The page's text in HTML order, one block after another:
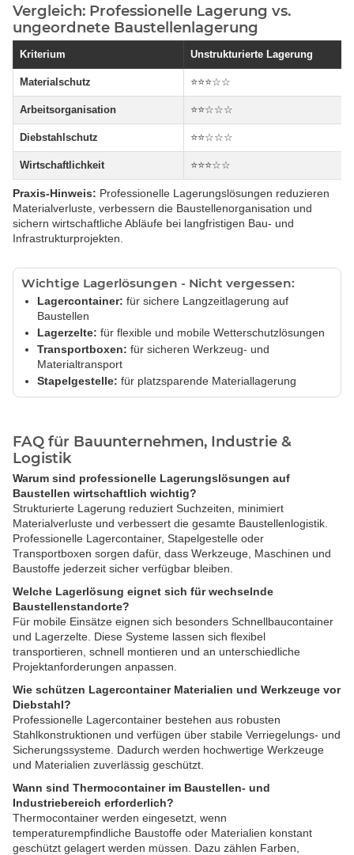
Vergleich: Professionelle Lagerung vs.
ungeordnete Baustellenlagerung
Kriterium Unstrukturierte Lagerung
Materialschutz ⭐⭐⭐☆☆
Arbeitsorganisation ⭐⭐☆☆☆
Diebstahlschutz ⭐⭐☆☆☆
Wirtschaftlichkeit ⭐⭐⭐☆☆
Praxis-Hinweis: Professionelle Lagerungslösungen reduzieren
Materialverluste, verbessern die Baustellenorganisation und
sichern wirtschaftliche Abläufe bei langfristigen Bau- und
Infrastrukturprojekten.
Wichtige Lagerlösungen - Nicht vergessen:
Lagercontainer: für sichere Langzeitlagerung auf
Baustellen
Lagerzelte: für flexible und mobile Wetterschutzlösungen
Transportboxen: für sicheren Werkzeug- und
Materialtransport
Stapelgestelle: für platzsparende Materiallagerung
FAQ für Bauunternehmen, Industrie &
Logistik
Warum sind professionelle Lagerungslösungen auf
Baustellen wirtschaftlich wichtig?
Strukturierte Lagerung reduziert Suchzeiten, minimiert
Materialverluste und verbessert die gesamte Baustellenlogistik.
Professionelle Lagercontainer, Stapelgestelle oder
Transportboxen sorgen dafür, dass Werkzeuge, Maschinen und
Baustoffe jederzeit sicher verfügbar bleiben.
Welche Lagerlösung eignet sich für wechselnde
Baustellenstandorte?
Für mobile Einsätze eignen sich besonders Schnellbaucontainer
und Lagerzelte. Diese Systeme lassen sich flexibel
transportieren, schnell montieren und an unterschiedliche
Projektanforderungen anpassen.
Wie schützen Lagercontainer Materialien und Werkzeuge vor
Diebstahl?
Professionelle Lagercontainer bestehen aus robusten
Stahlkonstruktionen und verfügen über stabile Verriegelungs- und
Sicherungssysteme. Dadurch werden hochwertige Werkzeuge
und Materialien zuverlässig geschützt.
Wann sind Thermocontainer im Baustellen- und
Industriebereich erforderlich?
Thermocontainer werden eingesetzt, wenn
temperaturempfindliche Baustoffe oder Materialien konstant
geschützt gelagert werden müssen. Dazu zählen Farben,